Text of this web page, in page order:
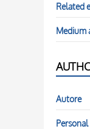
Related
Medium
Autore